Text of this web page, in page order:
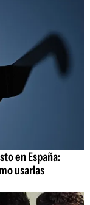
en España:
usarlas